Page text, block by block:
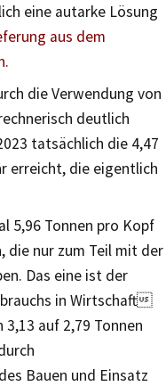
eine autarke Lösung
aus dem
die Verwendung von
deutlich
tatsächlich die 4,47
erreicht, die eigentlich
5,96 Tonnen pro Kopf
die nur zum Teil mit der
Das eine ist der
in Wirtschaft
auf 2,79 Tonnen
Bauen und Einsatz